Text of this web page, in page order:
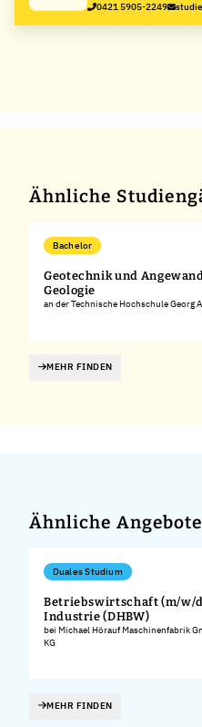
0421 5905-2249
Ähnliche
Bachelor
Geotechnik und
Geologie
an der Technische Hochschule Georg
MEHR FINDEN
Ähnliche Angebote
Duales Studium
Betriebswirtschaft (m/w/
Industrie (DHBW)
bei Michael Hörauf Maschinenfabrik
KG
MEHR FINDEN